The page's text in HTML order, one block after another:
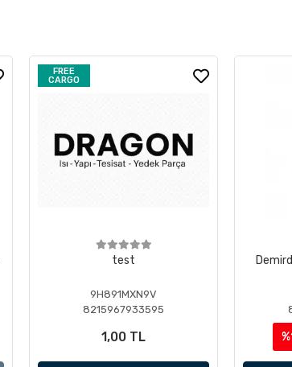
FREE
CARGO
test
9H891MXN9V
8215967933595
1,00 TL